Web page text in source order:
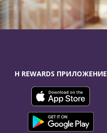
H REWARDS ПРИЛОЖЕНИЕ